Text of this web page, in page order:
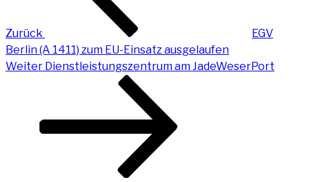
Zurück
EGV
Berlin (A 1411) zum EU-Einsatz ausgelaufen
Nächster
Weiter Dienstleistungszentrum am JadeWeserPort